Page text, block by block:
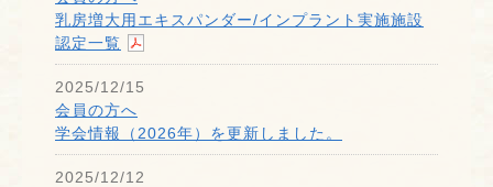
乳房増大用エキスパンダー/インプラント実施施設
認定一覧
2025/12/15
会員の方へ
学会情報（2026年）を更新しました。
2025/12/12